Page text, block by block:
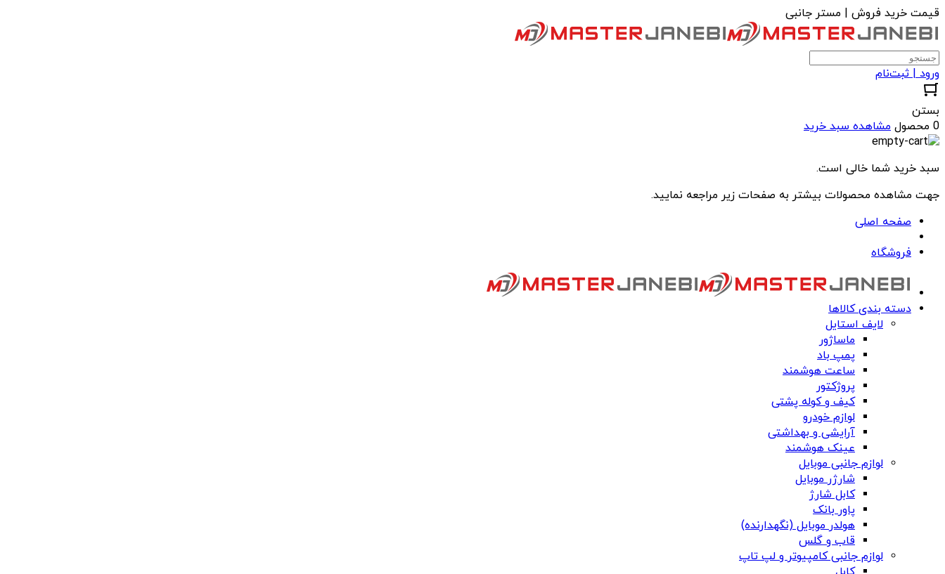
قیمت خرید فروش | مستر جانبی
ورود | ثبت‌نام
بستن
0 محصول
مشاهده سبد خرید
سبد خرید شما خالی است.
جهت مشاهده محصولات بیشتر به صفحات زیر مراجعه نمایید.
صفحه اصلی
فروشگاه
دسته بندی کالاها
لایف استایل
ماساژور
پمپ باد
ساعت هوشمند
پروژکتور
کیف و کوله پشتی
لوازم خودرو
آرایشی و بهداشتی
عینک هوشمند
لوازم جانبی موبایل
شارژر موبایل
کابل شارژ
پاور بانک
هولدر موبایل (نگهدارنده)
قاب و گلس
لوازم جانبی کامپیوتر و لپ تاپ